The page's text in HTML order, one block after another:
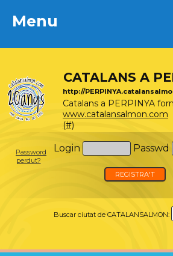
Menu
CATALANS A
http://
Catalans a PERPINYA
www.catalansalmon.com
(#)
Login Passwd
Password
perdut?
REGISTRA'T
Buscar ciutat de CATALANSALMON:
Menu